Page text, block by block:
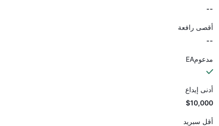
--
أقصى رافعة
--
مدعومEA
أدنى إيداع
$10,000
أقل سبريد